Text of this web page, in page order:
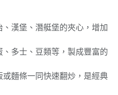
、漢堡、潛艇堡的夾心，增加
、多士、豆類等，製成豐富的
或麵條一同快速翻炒，是經典